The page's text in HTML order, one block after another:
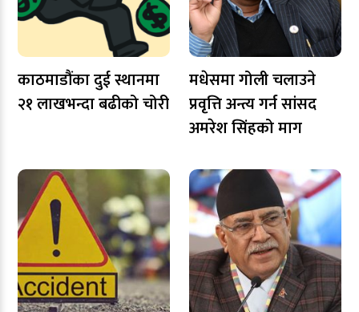
काठमाडौंका दुई स्थानमा
२१ लाखभन्दा बढीको चोरी
मधेसमा गोली चलाउने
प्रवृत्ति अन्त्य गर्न सांसद
अमरेश सिंहको माग